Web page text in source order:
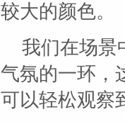
较大的颜色。
我们在场景
气氛的一环，
可以轻松观察